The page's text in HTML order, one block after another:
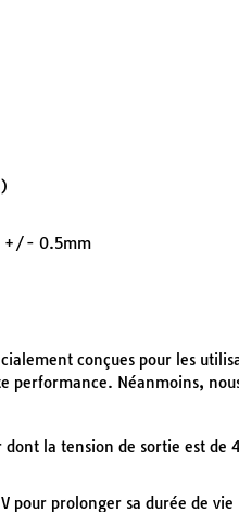
+/- 0.5mm
conçues pour les
Néanmoins,
la tension de sortie est de
pour prolonger sa durée de